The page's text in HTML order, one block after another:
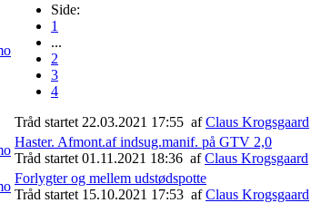
Side:
1
...
2
3
4
Tråd startet 22.03.2021 17:55 afClaus Krogsgaard
Haster. Afmont.af indsug.manif. på GTV 2,0
Tråd startet 01.11.2021 18:36 afClaus Krogsgaard
Forlygter og mellem udstødspotte
Tråd startet 15.10.2021 17:53 afClaus Krogsgaard